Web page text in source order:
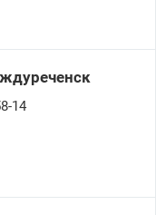
14